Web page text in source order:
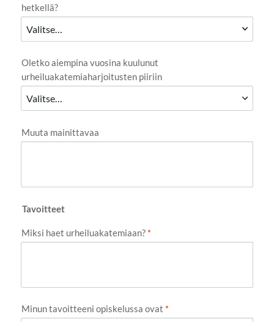
hetkellä?
Oletko aiempina vuosina kuulunut
urheiluakatemiaharjoitusten piiriin
Muuta mainittavaa
Tavoitteet
Miksi haet urheiluakatemiaan? *
Minun tavoitteeni opiskelussa ovat *